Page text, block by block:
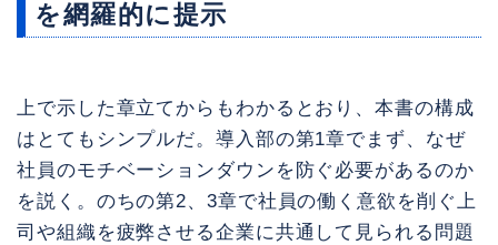
を網羅的に提示
上で示した章立てからもわかるとおり、本書の構成
はとてもシンプルだ。導入部の第1章でまず、なぜ
社員のモチベーションダウンを防ぐ必要があるのか
を説く。のちの第2、3章で社員の働く意欲を削ぐ上
司や組織を疲弊させる企業に共通して見られる問題